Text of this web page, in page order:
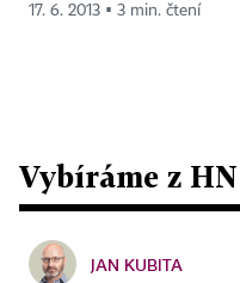
17. 6. 2013 ▪ 3 min. čtení
Vybíráme z HN
JAN KUBITA